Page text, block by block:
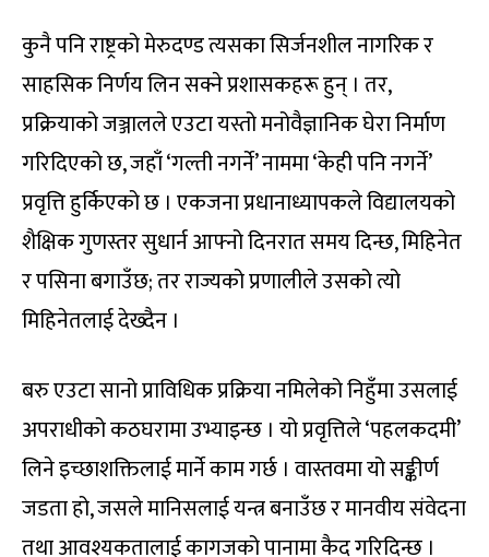
कुनै पनि राष्ट्रको मेरुदण्ड त्यसका सिर्जनशील नागरिक र
साहसिक निर्णय लिन सक्ने प्रशासकहरू हुन् । तर,
प्रक्रियाको जञ्जालले एउटा यस्तो मनोवैज्ञानिक घेरा निर्माण
गरिदिएको छ, जहाँ ‘गल्ती नगर्ने’ नाममा ‘केही पनि नगर्ने’
प्रवृत्ति हुर्किएको छ । एकजना प्रधानाध्यापकले विद्यालयको
शैक्षिक गुणस्तर सुधार्न आफ्नो दिनरात समय दिन्छ, मिहिनेत
र पसिना बगाउँछ; तर राज्यको प्रणालीले उसको त्यो
मिहिनेतलाई देख्दैन ।
बरु एउटा सानो प्राविधिक प्रक्रिया नमिलेको निहुँमा उसलाई
अपराधीको कठघरामा उभ्याइन्छ । यो प्रवृत्तिले ‘पहलकदमी’
लिने इच्छाशक्तिलाई मार्ने काम गर्छ । वास्तवमा यो सङ्कीर्ण
जडता हो, जसले मानिसलाई यन्त्र बनाउँछ र मानवीय संवेदना
तथा आवश्यकतालाई कागजको पानामा कैद गरिदिन्छ ।